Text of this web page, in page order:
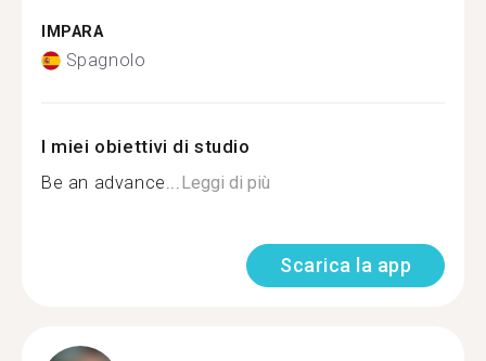
IMPARA
Spagnolo
I miei obiettivi di studio
Be an advance...Leggi di più
Scarica la app